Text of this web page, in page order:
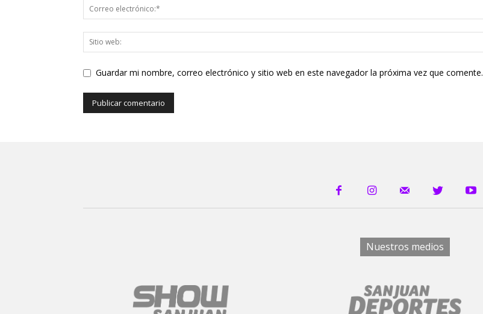
Guardar mi nombre, correo electrónico y sitio web en este navegador la próxima vez que comente.
Nuestros medios